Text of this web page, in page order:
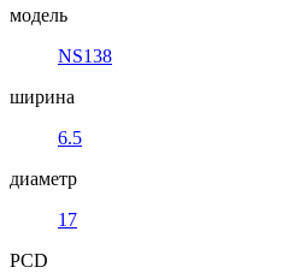
модель
NS138
ширина
6.5
диаметр
17
PCD